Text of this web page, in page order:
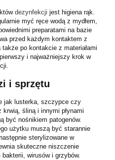
dezynfekcji jest higiena rąk.
myć ręce wodą z mydłem,
preparatami na bazie
przed każdym kontaktem z
po kontakcie z materiałami
i najważniejszy krok w
i sprzętu
jak lusterka, szczypce czy
krwią, śliną i innymi płynami
być nośnikiem patogenów.
użytku muszą być starannie
sterylizowane w
skuteczne niszczenie
wirusów i grzybów.